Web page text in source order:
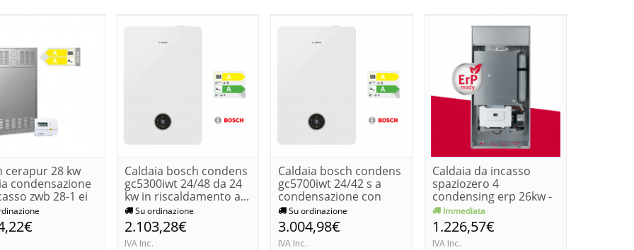
cerapur 28 kw
condensazione
zwb 28-1 ei
Caldaia bosch condens
gc5300iwt 24/48 da 24
kw in riscaldamento a...
Su ordinazione
2.103,28€
IVA Inc.
Caldaia bosch condens
gc5700iwt 24/42 s a
condensazione con
bolli...
Su ordinazione
3.004,98€
IVA Inc.
Caldaia da incasso
spaziozero 4
condensing erp 26kw -
metano/prop...
Immediata
1.226,57€
IVA Inc.